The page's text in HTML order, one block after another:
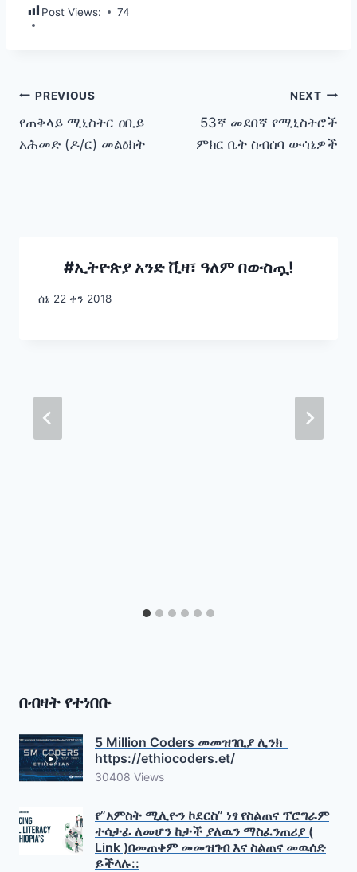
Post Views: 74
Post
navigation
PREVIOUS
የጠቅላይ ሚኒስትር ዐቢይ
አሕመድ (ዶ/ር) መልዕክት
NEXT
53ኛ መደበኛ የሚኒስትሮች
ምክር ቤት ስብሰባ ውሳኔዎች
‎#ኢትዮጵያ አንድ ቪዛ፣ ዓለም በውስጧ!
ሰኔ 22 ቀን 2018
በብዛት የተነበቡ
5 Million Coders መመዝገቢያ ሊንክ
https://ethiocoders.et/
30408 Views
የ”አምስት ሚሊዮን ኮደርስ” ነፃ የስልጠና ፕሮግራም
ተሳታፊ ለመሆን ከታች ያለዉን ማስፈንጠሪያ (
Link )በመጠቀም መመዝገብ እና ስልጠና መዉሰድ
ይችላሉ::